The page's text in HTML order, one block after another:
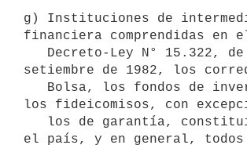
g) Instituciones de
financiera comprendidas en
setiembre de 1982, los
los fideicomisos, con
el país, y en general, todos